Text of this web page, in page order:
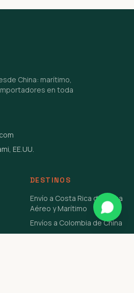
China: marítimo,
en toda
EE.UU.
DESTINOS
Envío a Costa Rica de China
Aéreo y Marítimo
Envíos a Colombia de China